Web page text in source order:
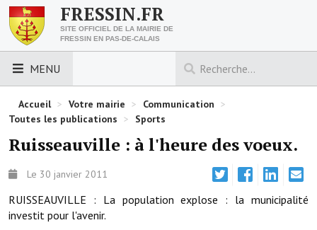
FRESSIN.FR
SITE OFFICIEL DE LA MAIRIE DE
FRESSIN EN PAS-DE-CALAIS
MENU
LES ESSENTIELS
Découvrez Fressin
Urbanisme
Nous contacter
Accueil > Votre mairie > Communication >
Toutes les publications > Sports
Ruisseauville : à l'heure des voeux.
Le 30 janvier 2011
RUISSEAUVILLE : La population explose : la municipalité
investit pour l'avenir.